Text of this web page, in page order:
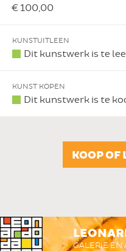
€ 100,00
KUNSTUITLEEN
Dit kunstwerk is te
KUNST KOPEN
Dit kunstwerk is te
KOOP OF
GALERIE EN